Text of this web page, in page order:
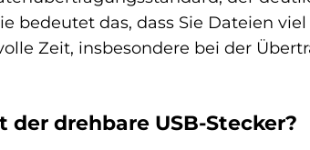
bedeutet das, dass Sie Dateien
Zeit, insbesondere bei der
der drehbare USB-Stecker?